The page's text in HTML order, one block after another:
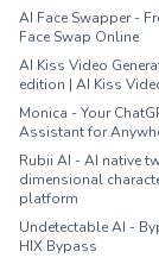
AI Face Swapper -
Face Swap Online
AI Kiss Video
edition | AI Kiss
Monica - Your
Assistant for
Rubii AI - AI native
dimensional
platform
Undetectable AI -
HIX Bypass